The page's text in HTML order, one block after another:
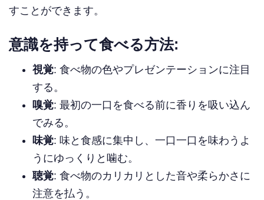
すことができます。
意識を持って食べる方法:
視覚: 食べ物の色やプレゼンテーションに注目
する。
嗅覚: 最初の一口を食べる前に香りを吸い込ん
でみる。
味覚: 味と食感に集中し、一口一口を味わうよ
うにゆっくりと噛む。
聴覚: 食べ物のカリカリとした音や柔らかさに
注意を払う。